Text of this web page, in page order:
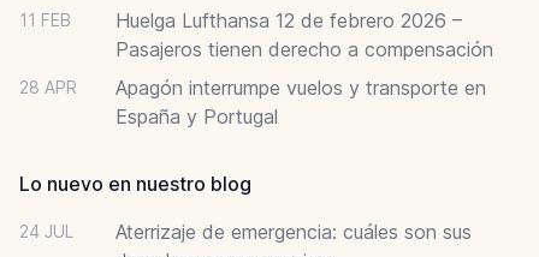
11 FEB
Huelga Lufthansa 12 de febrero 2026 –
Pasajeros tienen derecho a compensación
28 APR
Apagón interrumpe vuelos y transporte en
España y Portugal
Lo nuevo en nuestro blog
24 JUL
Aterrizaje de emergencia: cuáles son sus